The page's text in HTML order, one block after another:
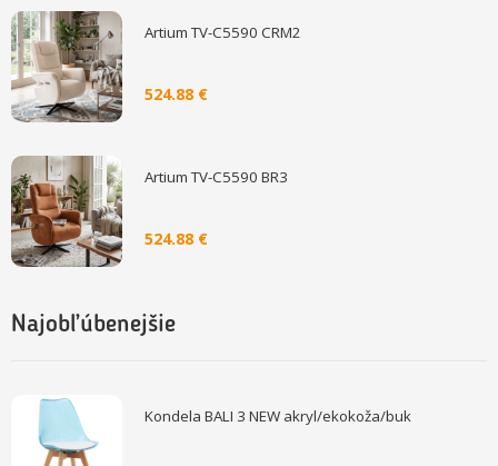
Artium TV-C5590 CRM2
524.88 €
Artium TV-C5590 BR3
524.88 €
Najobľúbenejšie
Kondela BALI 3 NEW akryl/ekokoža/buk